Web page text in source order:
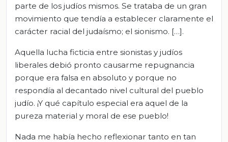
parte de los judíos mismos. Se trataba de un gran
movimiento que tendía a establecer claramente el
carácter racial del judaísmo; el sionismo. […].
Aquella lucha ficticia entre sionistas y judíos
liberales debió pronto causarme repugnancia
porque era falsa en absoluto y porque no
respondía al decantado nivel cultural del pueblo
judío. ¡Y qué capítulo especial era aquel de la
pureza material y moral de ese pueblo!
Nada me había hecho reflexionar tanto en tan